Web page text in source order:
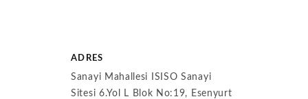
ADRES
Sanayi Mahallesi ISISO Sanayi
Sitesi 6.Yol L Blok No:19, Esenyurt